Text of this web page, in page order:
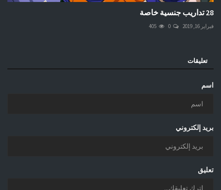
28 تداريب جنسية خاصة
فبراير 16, 2019 0
405
تعليقات
اسم
بريد إلكتروني
تعليق